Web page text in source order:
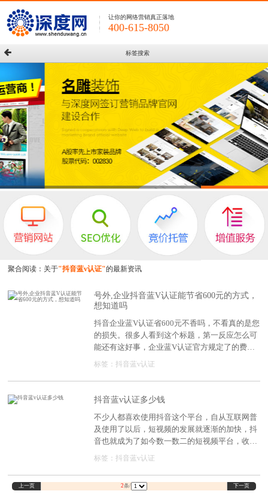
让你的网络营销真正落地
400-615-8050
标签搜索
聚合阅读：关于"抖音蓝v认证"的最新资讯
号外,企业抖音蓝V认证能节省600元的方式，
想知道吗
抖音企业蓝V认证省600元不香吗，不看真的是您
的损失。很多人看到这个标题，第一反应怎么可
能还有这好事，企业蓝V认证官方规定了的费用
是600元，能直接省掉?当然，这个也是抖音给的
标签： 抖音蓝v认证
抖音蓝v认证多少钱
不少人都喜欢使用抖音这个平台，自从互联网普
及使用了以后，短视频的发展就逐渐的加快，抖
音也就成为了如今数一数二的短视频平台，收获
了数量极多的用户，并且也有很多公司会选择在
抖音上发布视频，为了具备更专业的权威性，也
是可以进行抖音蓝v认证的申请，那么认证申请
要多少钱?
标签： 抖音蓝v认证
上一页 2条/ 下一页